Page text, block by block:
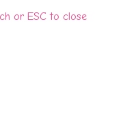
or ESC to close